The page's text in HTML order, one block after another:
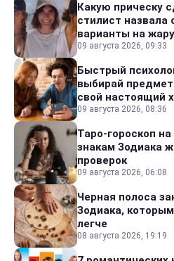
Какую прическу
стилист
варианты на жару
09 августа 2026, 09:33
Быстрый
выбирай
свой настоящий
09 августа 2026, 08:36
Таро-гороскоп
знакам Зодиака
проверок
09 августа 2026, 06:08
Черная полоса
Зодиака,
легче
08 августа 2026, 19:19